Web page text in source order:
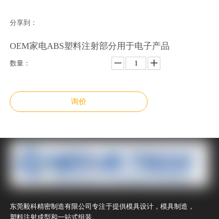
分享到：
OEM家电ABS塑料注射部分用于电子产品
数量：
询价
上一条:
东莞毅科精密制造有限公司专注于提供模具设计，模具制造，
塑料注射成型和一站式组装。